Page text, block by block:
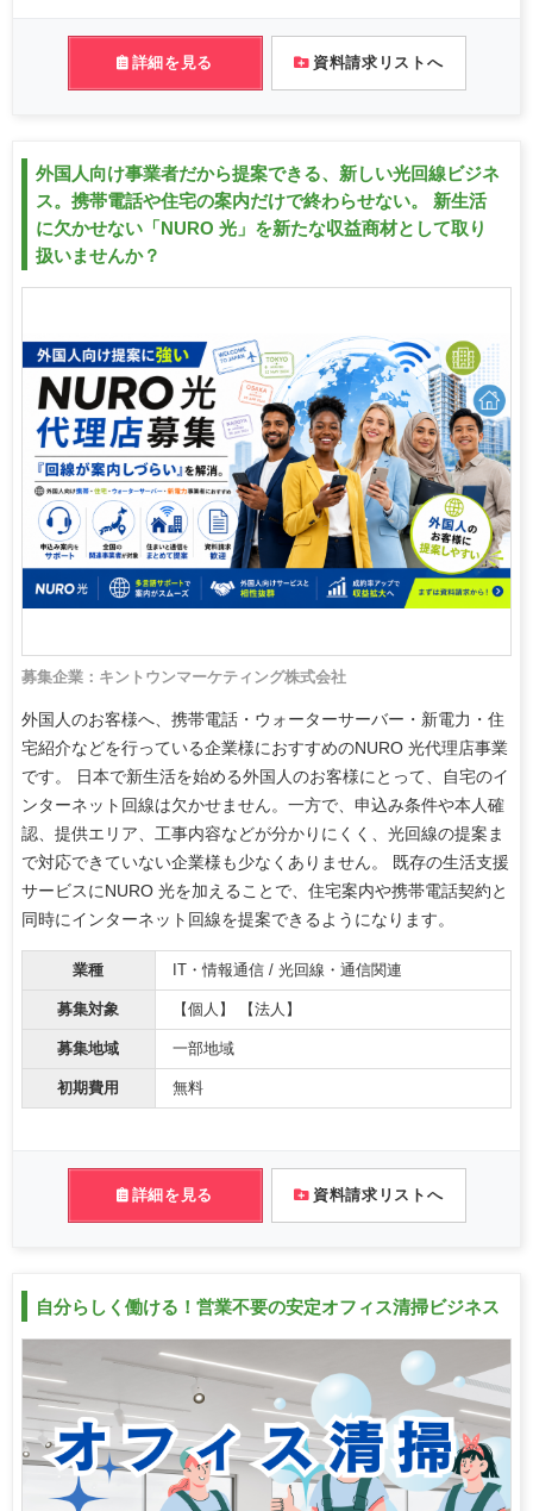
詳細を見る 資料請求リストへ
外国人向け事業者だから提案できる、新しい光回線ビジネ
ス。携帯電話や住宅の案内だけで終わらせない。 新生活
に欠かせない「NURO 光」を新たな収益商材として取り
扱いませんか？
募集企業：キントウンマーケティング株式会社
外国人のお客様へ、携帯電話・ウォーターサーバー・新電力・住
宅紹介などを行っている企業様におすすめのNURO 光代理店事業
です。 日本で新生活を始める外国人のお客様にとって、自宅のイ
ンターネット回線は欠かせません。一方で、申込み条件や本人確
認、提供エリア、工事内容などが分かりにくく、光回線の提案ま
で対応できていない企業様も少なくありません。 既存の生活支援
サービスにNURO 光を加えることで、住宅案内や携帯電話契約と
同時にインターネット回線を提案できるようになります。
業種 IT・情報通信 / 光回線・通信関連
募集対象 【個人】 【法人】
募集地域 一部地域
初期費用 無料
詳細を見る 資料請求リストへ
自分らしく働ける！営業不要の安定オフィス清掃ビジネス